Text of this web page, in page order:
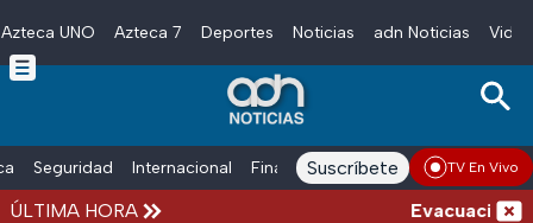
Skip to main content
Azteca UNO Azteca 7 Deportes Noticias adn Noticias
Seguridad Internacional Finanzas adn Noticias Radio
Suscríbete TV En Vivo
ÚLTIMA HORA Evacuación